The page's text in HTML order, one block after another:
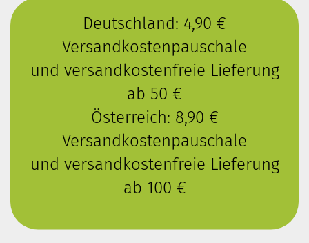
Deutschland: 4,90 €
Versandkostenpauschale
und versandkostenfreie Lieferung
ab 50 €
Österreich: 8,90 €
Versandkostenpauschale
und versandkostenfreie Lieferung
ab 100 €